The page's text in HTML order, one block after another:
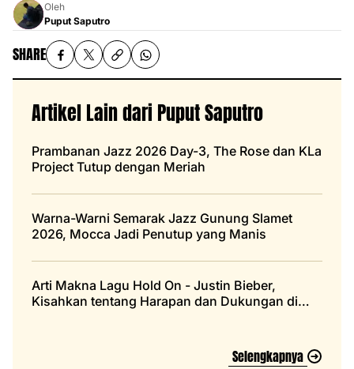
Oleh
Puput Saputro
SHARE
Artikel Lain dari Puput Saputro
Prambanan Jazz 2026 Day-3, The Rose dan KLa
Project Tutup dengan Meriah
Warna-Warni Semarak Jazz Gunung Slamet
2026, Mocca Jadi Penutup yang Manis
Arti Makna Lagu Hold On - Justin Bieber,
Kisahkan tentang Harapan dan Dukungan di
Selengkapnya